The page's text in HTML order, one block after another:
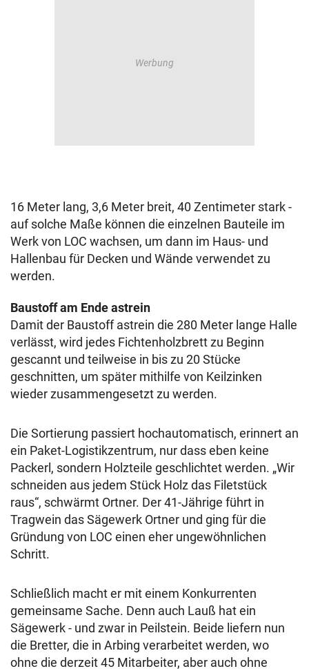
16 Meter lang, 3,6 Meter breit, 40 Zentimeter stark -
auf solche Maße können die einzelnen Bauteile im
Werk von LOC wachsen, um dann im Haus- und
Hallenbau für Decken und Wände verwendet zu
werden.
Baustoff am Ende astrein
Damit der Baustoff astrein die 280 Meter lange Halle
verlässt, wird jedes Fichtenholzbrett zu Beginn
gescannt und teilweise in bis zu 20 Stücke
geschnitten, um später mithilfe von Keilzinken
wieder zusammengesetzt zu werden.
Die Sortierung passiert hochautomatisch, erinnert an
ein Paket-Logistikzentrum, nur dass eben keine
Packerl, sondern Holzteile geschlichtet werden. „Wir
schneiden aus jedem Stück Holz das Filetstück
raus“, schwärmt Ortner. Der 41-Jährige führt in
Tragwein das Sägewerk Ortner und ging für die
Gründung von LOC einen eher ungewöhnlichen
Schritt.
Schließlich macht er mit einem Konkurrenten
gemeinsame Sache. Denn auch Lauß hat ein
Sägewerk - und zwar in Peilstein. Beide liefern nun
die Bretter, die in Arbing verarbeitet werden, wo
ohne die derzeit 45 Mitarbeiter, aber auch ohne